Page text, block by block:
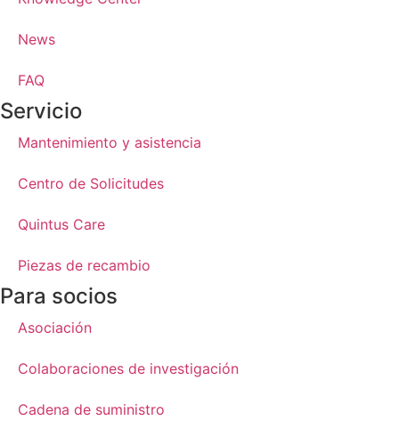
News
FAQ
Servicio
Mantenimiento y asistencia
Centro de Solicitudes
Quintus Care
Piezas de recambio
Para socios
Asociación
Colaboraciones de investigación
Cadena de suministro